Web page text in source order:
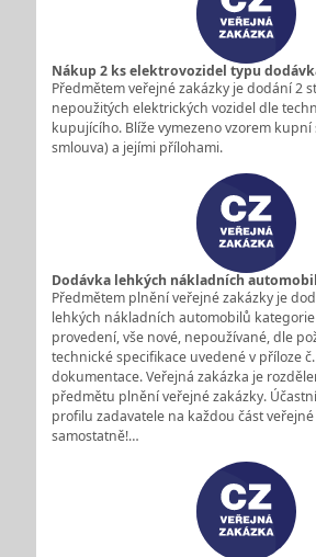
Nákup 2 ks elektrovozidel typu
Předmětem veřejné zakázky je dodání 2
nepoužitých elektrických vozidel dle
kupujícího. Blíže vymezeno vzorem kupní
smlouva) a jejími přílohami.
Dodávka lehkých nákladních
Předmětem plnění veřejné zakázky je
lehkých nákladních automobilů
provedení, vše nové, nepoužívané, dle
technické specifikace uvedené v příloze
dokumentace. Veřejná zakázka je
předmětu plnění veřejné zakázky.
profilu zadavatele na každou část
samostatně!…